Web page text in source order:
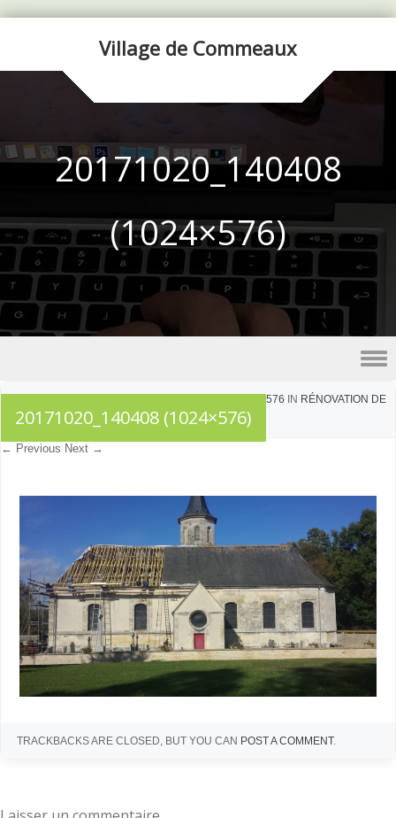
Village de Commeaux
20171020_140408
(1024×576)
Skip to content
20171020_140408 (1024×576)
1024 × 576 IN RÉNOVATION DE
LA TOITURE DE L’ÉGLISE
← Previous Next →
TRACKBACKS ARE CLOSED, BUT YOU CAN POST A COMMENT.